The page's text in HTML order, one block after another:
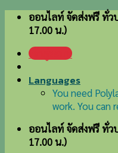
Skip ออนไลท์ จัดส่งฟรี ทั่ว
17.00 น.)
เข้าสู่ระบบ
Languages
You need
work. You can
ออนไลท์ จัดส่งฟรี ทั่ว
17.00 น.)